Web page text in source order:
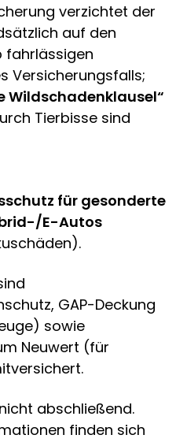
verzichtet der
auf den
fahrlässigen
Versicherungsfalls;
Wildschadenklausel“
Tierbisse sind
für gesonderte
E-Autos
GAP-Deckung
sowie
Neuwert (für
abschließend.
finden sich